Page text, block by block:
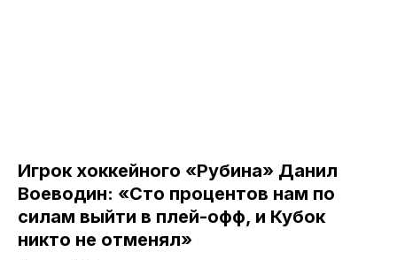
Игрок хоккейного «Рубина» Данил
Воеводин: «Сто процентов нам по
силам выйти в плей-офф, и Кубок
никто не отменял»